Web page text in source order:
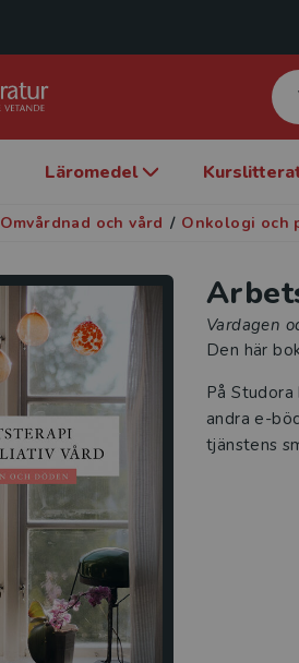
Läromedel
Omvårdnad och vård / Onkologi och
Vardagen
Den här
På
andra e-
tjänstens